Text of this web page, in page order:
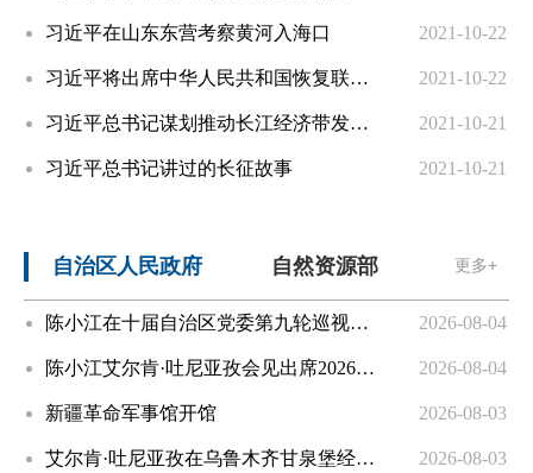
文章来源：自治区自然资源厅
今年7月，是自治区第二十三个党风廉政教育月。近
启动了第二十三个党风廉政教育月活动。本次教育月以“充
方略... [详情]
讲话
发布时间：2021-10-20 11:42
习近平在山东东营考察黄河入海口 2021-10-22
习近平将出席中华人民共和国恢复联合国合法席位50周年纪念会议 2021-10-22
习近平总书记谋划推动长江经济带发展谱写新篇章 2021-10-21
习近平总书记讲过的长征故事 2021-10-21
自治区人民政府 更多+
自然资源部
陈小江在十届自治区党委第九轮巡视集中反馈会暨第十轮巡视动员部署会上强调 不断提高巡视的震慑力穿透力推动力 为建设社会主义现代化新疆提供坚强政治保障 2026-08-04
陈小江艾尔肯·吐尼亚孜会见出席2026年反恐国际研讨会中外嘉宾 2026-08-04
新疆革命军事馆开馆 2026-08-03
艾尔肯·吐尼亚孜在乌鲁木齐甘泉堡经开区调研 2026-08-03